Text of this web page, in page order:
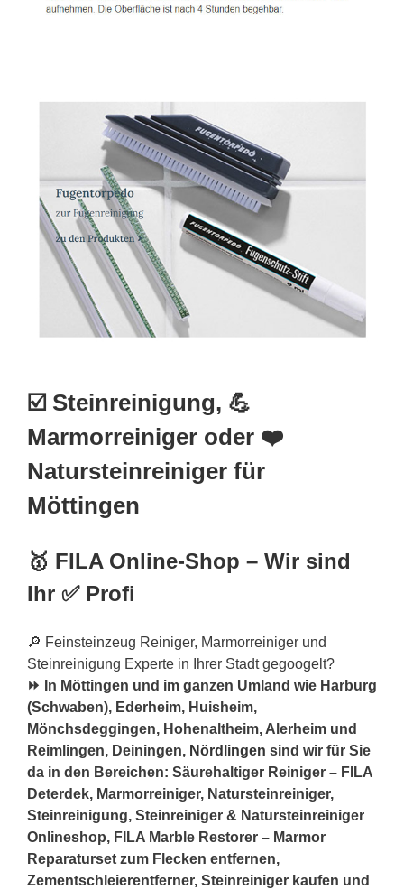
☑️ Steinreinigung, 💪
Marmorreiniger oder ❤️
Natursteinreiniger für
Möttingen
🥇 FILA Online-Shop – Wir sind
Ihr ✅ Profi
🔎 Feinsteinzeug Reiniger, Marmorreiniger und
Steinreinigung Experte in Ihrer Stadt gegoogelt?
⏩ In Möttingen und im ganzen Umland wie Harburg
(Schwaben), Ederheim, Huisheim,
Mönchsdeggingen, Hohenaltheim, Alerheim und
Reimlingen, Deiningen, Nördlingen sind wir für Sie
da in den Bereichen: Säurehaltiger Reiniger – FILA
Deterdek, Marmorreiniger, Natursteinreiniger,
Steinreinigung, Steinreiniger & Natursteinreiniger
Onlineshop, FILA Marble Restorer – Marmor
Reparaturset zum Flecken entfernen,
Zementschleierentferner, Steinreiniger kaufen und